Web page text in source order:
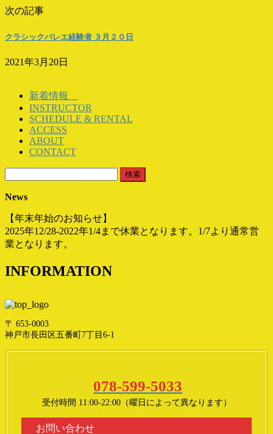
次の記事
クラシックバレエ経験者 ３月２０日
2021年3月20日
新着情報
INSTRUCTOR
SCHEDULE & RENTAL
ACCESS
ABOUT
CONTACT
News
【年末年始のお知らせ】
2025年12/28-2022年1/4まで休業となります。1/7より通常営
業となります。
INFORMATION
〒 653-0003
神戸市長田区五番町7丁目6-1
078-599-5033
受付時間 11:00-22:00（曜日によって異なります）
お問い合わせ